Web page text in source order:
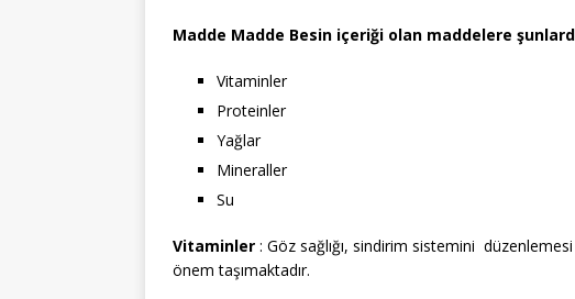
Madde Madde Besin içeriği olan maddelere
Vitaminler
Proteinler
Yağlar
Mineraller
Su
Vitaminler : Göz sağlığı, sindirim sistemini
önem taşımaktadır.